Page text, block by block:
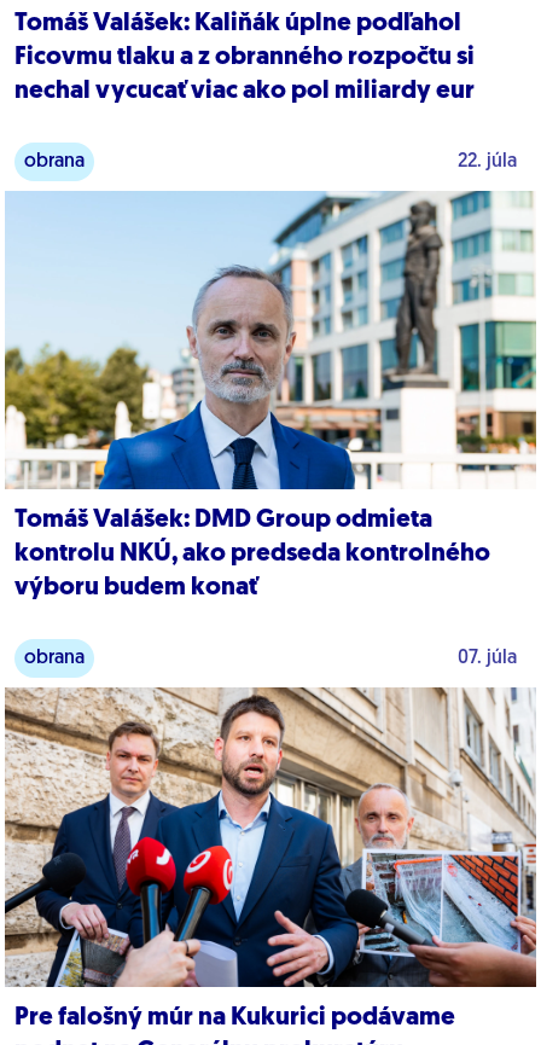
Tomáš Valášek: Kaliňák úplne podľahol
Ficovmu tlaku a z obranného rozpočtu si
nechal vycucať viac ako pol miliardy eur
obrana 22. júla
Tomáš Valášek: DMD Group odmieta
kontrolu NKÚ, ako predseda kontrolného
výboru budem konať
obrana 07. júla
Pre falošný múr na Kukurici podávame